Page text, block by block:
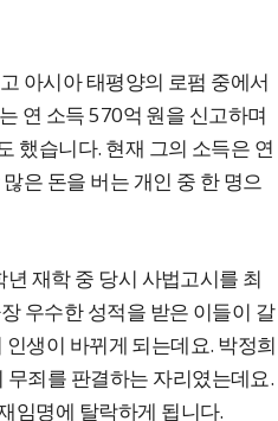
아시아 태평양의 로펌 중에서
연 소득 570억 원을 신고하며
했습니다. 현재 그의 소득은 연
은 돈을 버는 개인 중 한 명으
재학 중 당시 사법고시를 최
우수한 성적을 받은 이들이 갈
생이 바뀌게 되는데요. 박정희
죄를 판결하는 자리였는데요.
임명에 탈락하게 됩니다.